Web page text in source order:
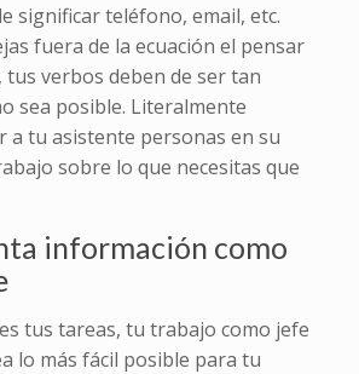
significar teléfono, email, etc.
fuera de la ecuación el pensar
tus verbos deben de ser tan
sea posible. Literalmente
a tu asistente personas en su
sobre lo que necesitas que
información como
tus tareas, tu trabajo como jefe
lo más fácil posible para tu